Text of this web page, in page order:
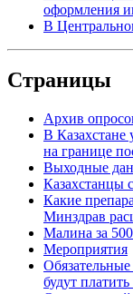
оформления
В
Страницы
Архив
В Казахстане
на границе
Выходные
Казахстанцы
Какие
Минздрав
Малина за
Мероприятия
будут